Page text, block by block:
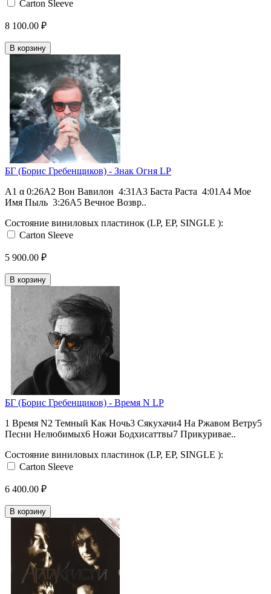
Carton Sleeve
8 100.00 ₽
В корзину
БГ (Борис Гребенщиков) - Знак Огня LP
A1 α 0:26A2 Вон Вавилон 4:31A3 Баста Раста 4:01A4 Мое
Имя Пыль 3:26A5 Вечное Возвр..
Состояние виниловых пластинок (LP, EP, SINGLE ):
Carton Sleeve
5 900.00 ₽
В корзину
БГ (Борис Гребенщиков) - Время N LP
1 Время N2 Темный Как Ночь3 Сякухачи4 На Ржавом Ветру5
Песни Нелюбимых6 Ножи Бодхисаттвы7 Прикуривае..
Состояние виниловых пластинок (LP, EP, SINGLE ):
Carton Sleeve
6 400.00 ₽
В корзину